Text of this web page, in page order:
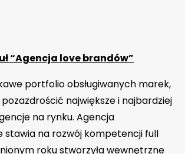
“Agencja love brandów”
portfolio obsługiwanych marek,
największe i najbardziej
na rynku. Agencja
stawia na rozwój kompetencji full
roku stworzyła wewnętrzne